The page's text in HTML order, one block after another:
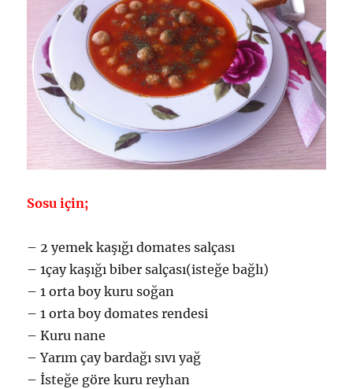
Sosu için;
– 2 yemek kaşığı domates salçası
– 1çay kaşığı biber salçası(isteğe bağlı)
– 1 orta boy kuru soğan
– 1 orta boy domates rendesi
– Kuru nane
– Yarım çay bardağı sıvı yağ
– İsteğe göre kuru reyhan